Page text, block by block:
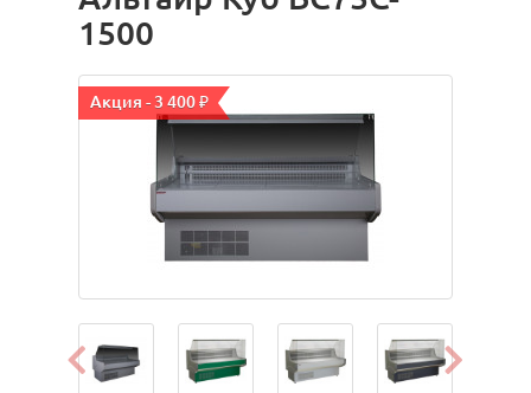
1500
Акция - 3 400 ₽